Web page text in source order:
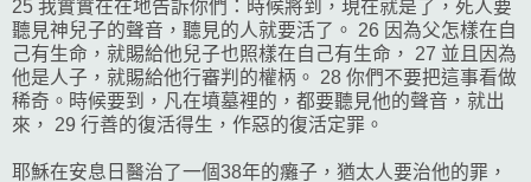
25 我實實在在地告訴你們：時候將到，現在就是了，死人要
聽見神兒子的聲音，聽見的人就要活了。 26 因為父怎樣在自
己有生命，就賜給他兒子也照樣在自己有生命， 27 並且因為
他是人子，就賜給他行審判的權柄。 28 你們不要把這事看做
稀奇。時候要到，凡在墳墓裡的，都要聽見他的聲音，就出
來， 29 行善的復活得生，作惡的復活定罪。
耶穌在安息日醫治了一個38年的癱子，猶太人要治他的罪，